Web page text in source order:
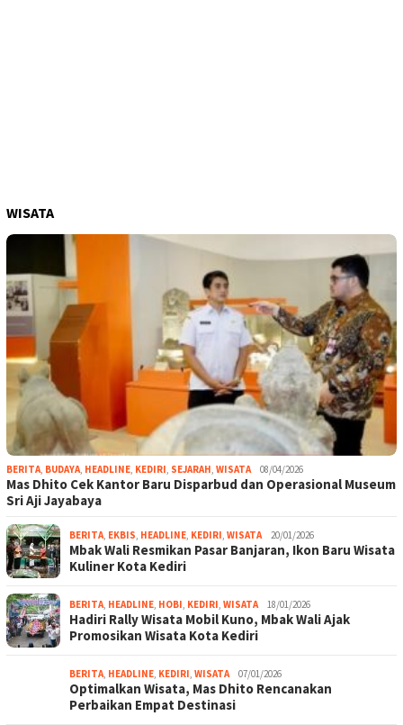
WISATA
BERITA BUDAYA HEADLINE KEDIRI SEJARAH WISATA 08/04/2026
Mas Dhito Cek Kantor Baru Disparbud dan Operasional Museum
Sri Aji Jayabaya
BERITA EKBIS HEADLINE KEDIRI WISATA 20/01/2026
Mbak Wali Resmikan Pasar Banjaran, Ikon Baru Wisata
Kuliner Kota Kediri
BERITA HEADLINE HOBI KEDIRI WISATA 18/01/2026
Hadiri Rally Wisata Mobil Kuno, Mbak Wali Ajak
Promosikan Wisata Kota Kediri
BERITA HEADLINE KEDIRI WISATA 07/01/2026
Optimalkan Wisata, Mas Dhito Rencanakan
Perbaikan Empat Destinasi